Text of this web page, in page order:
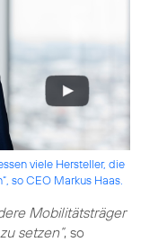
viele Hersteller, die
so CEO Markus Haas.
Mobilitätsträger
setzen“, so